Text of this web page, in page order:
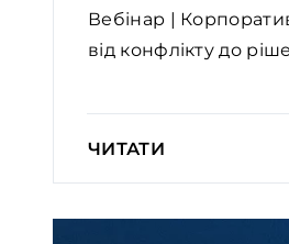
Вебінар |
від конфлікту до
ЧИТАТИ